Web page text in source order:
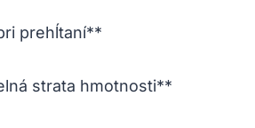
prehĺtaní**
strata hmotnosti**